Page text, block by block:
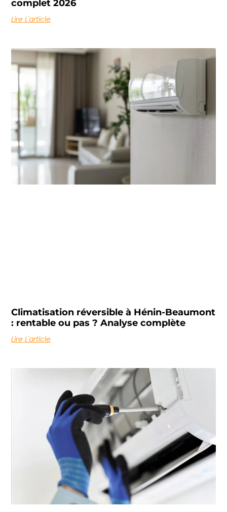
complet 2026
Lire L'article
Climatisation réversible à Hénin-Beaumont
: rentable ou pas ? Analyse complète
Lire L'article